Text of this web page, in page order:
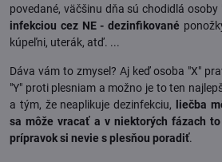
povedané, väčšinu dňa sú chodidlá osoby
infekciou cez NE - dezinfikované
kúpeľni, uterák, atď. ...
Dáva vám to zmysel? Aj keď osoba "X"
"Y" proti plesniam a možno je to ten
a tým, že neaplikuje dezinfekciu, liečba
sa môže vracať a v niektorých fázach
prípravok si nevie s plesňou poradiť.